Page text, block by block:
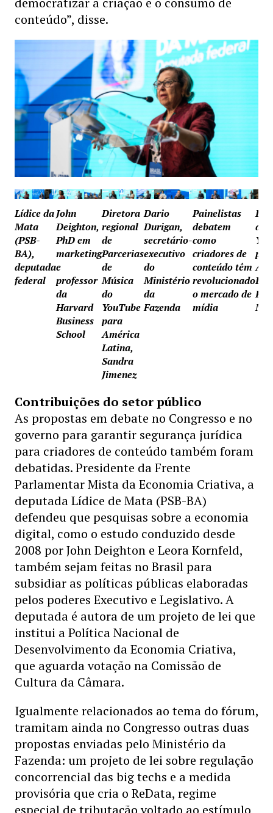
conteúdo”, disse.
Lídice da
Mata
(PSB-
BA),
deputada
federal
John
Deighton,
PhD em
marketing
e
professor
da
Harvard
Business
School
Diretora
regional
de
Parcerias
de
Música
do
YouTube
para
América
Latina,
Sandra
Jimenez
Dario
Durigan,
secretário-
executivo
do
Ministério
da
Fazenda
Painelistas
debatem
como
criadores de
conteúdo têm
revolucionado
o mercado de
mídia
do
Contribuições do setor público
As propostas em debate no Congresso e no
governo para garantir segurança jurídica
para criadores de conteúdo também foram
debatidas. Presidente da Frente
Parlamentar Mista da Economia Criativa, a
deputada Lídice de Mata (PSB-BA)
defendeu que pesquisas sobre a economia
digital, como o estudo conduzido desde
2008 por John Deighton e Leora Kornfeld,
também sejam feitas no Brasil para
subsidiar as políticas públicas elaboradas
pelos poderes Executivo e Legislativo. A
deputada é autora de um projeto de lei que
institui a Política Nacional de
Desenvolvimento da Economia Criativa,
que aguarda votação na Comissão de
Cultura da Câmara.
Igualmente relacionados ao tema do fórum,
tramitam ainda no Congresso outras duas
propostas enviadas pelo Ministério da
Fazenda: um projeto de lei sobre regulação
concorrencial das big techs e a medida
provisória que cria o ReData, regime